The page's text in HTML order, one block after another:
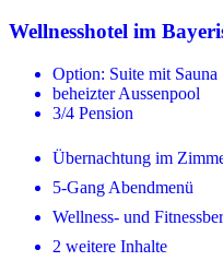
Wellnesshotel im
Option: Suite mit Sauna
beheizter Aussenpool
3/4 Pension
Übernachtung im
5-Gang Abendmenü
Wellness- und
2 weitere Inhalte